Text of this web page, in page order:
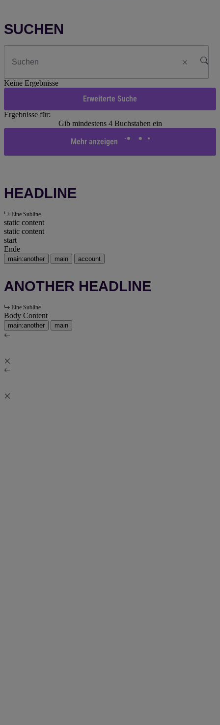
SUCHEN
Keine Ergebnisse
Erweiterte Suche
Ergebnisse für:
Gib mindestens 4 Buchstaben ein
Mehr anzeigen
HEADLINE
Eine Subline
static content
static content
start
Ende
main:another main account
ANOTHER HEADLINE
Eine Subline
Body Content
main:another main